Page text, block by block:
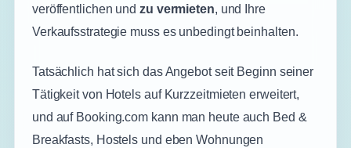
veröffentlichen undzu vermieten, und Ihre
Verkaufsstrategie muss es unbedingt beinhalten.
Tatsächlich hat sich das Angebot seit Beginn seiner
Tätigkeit von Hotels auf Kurzzeitmieten erweitert,
und auf Booking.com kann man heute auch Bed &
Breakfasts, Hostels und eben Wohnungen